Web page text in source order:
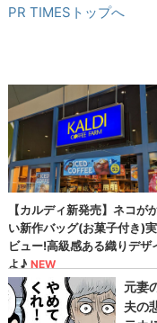
PR TIMESトップへ